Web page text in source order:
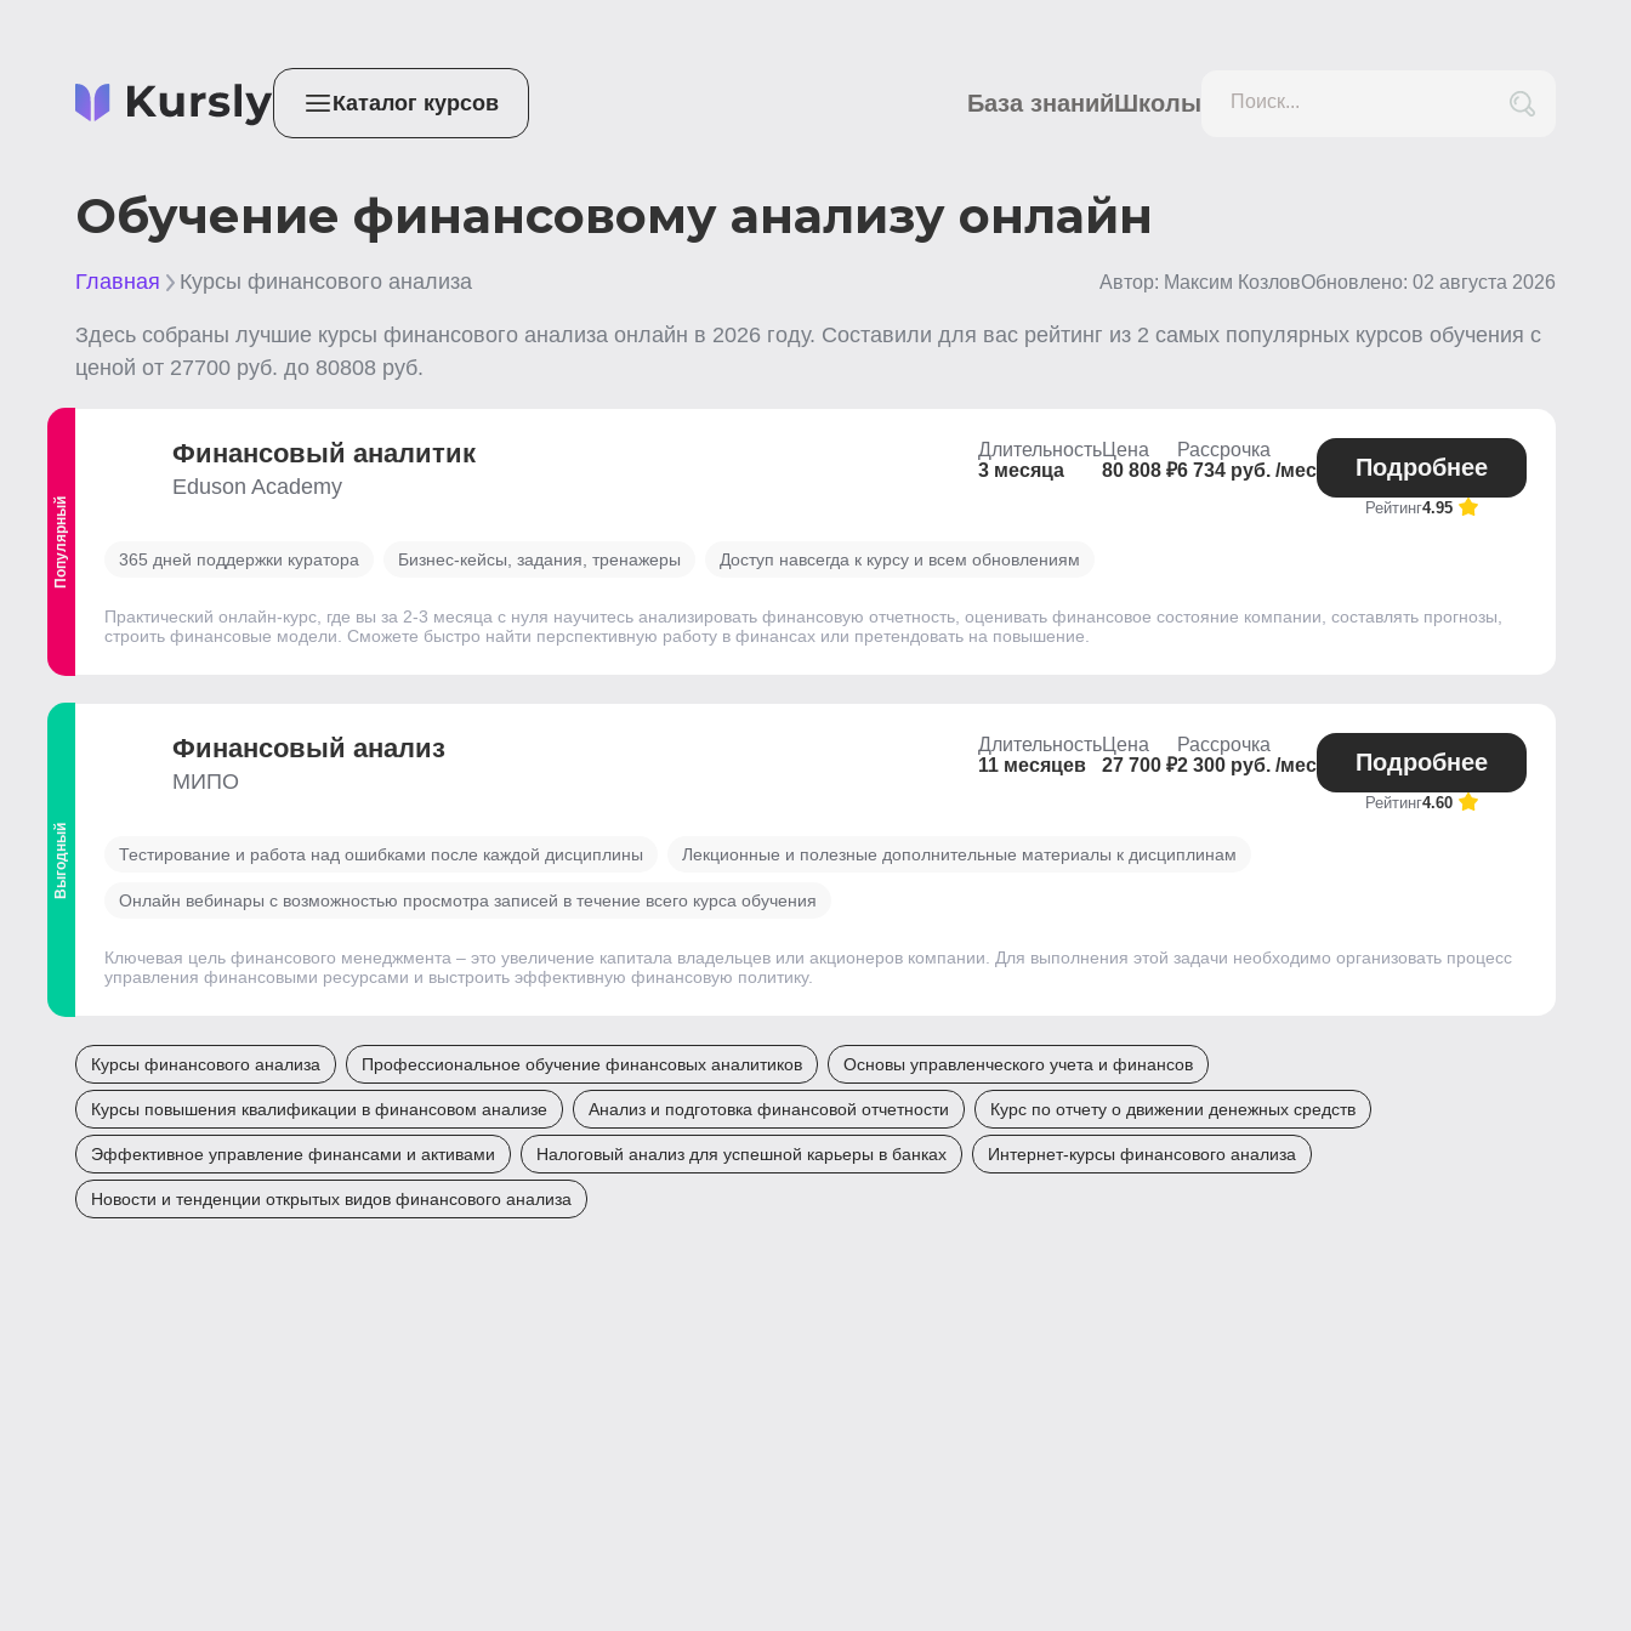
Каталог курсов База знанийШколы Поиск...
Обучение финансовому анализу онлайн
Главная Курсы финансового анализа Автор: Максим КозловОбновлено: 02 августа 2026
Здесь собраны лучшие курсы финансового анализа онлайн в 2026 году. Составили для вас рейтинг из 2 самых популярных курсов обучения с
ценой от 27700 руб. до 80808 руб.
Популярный
Финансовый аналитик
Eduson Academy
Длительность
3 месяца
Цена
80 808 ₽
Рассрочка
6 734 руб. /мес
Подробнее
Рейтинг4.95
365 дней поддержки куратора Бизнес-кейсы, задания, тренажеры Доступ навсегда к курсу и всем обновлениям
Практический онлайн-курс, где вы за 2-3 месяца с нуля научитесь анализировать финансовую отчетность, оценивать финансовое состояние компании, составлять прогнозы,
строить финансовые модели. Сможете быстро найти перспективную работу в финансах или претендовать на повышение.
Выгодный
Финансовый анализ
МИПО
Длительность
11 месяцев
Цена
27 700 ₽
Рассрочка
2 300 руб. /мес
Подробнее
Рейтинг4.60
Тестирование и работа над ошибками после каждой дисциплины Лекционные и полезные дополнительные материалы к дисциплинам
Онлайн вебинары с возможностью просмотра записей в течение всего курса обучения
Ключевая цель финансового менеджмента – это увеличение капитала владельцев или акционеров компании. Для выполнения этой задачи необходимо организовать процесс
управления финансовыми ресурсами и выстроить эффективную финансовую политику.
Курсы финансового анализа Профессиональное обучение финансовых аналитиков Основы управленческого учета и финансов
Курсы повышения квалификации в финансовом анализе Анализ и подготовка финансовой отчетности Курс по отчету о движении денежных средств
Эффективное управление финансами и активами Налоговый анализ для успешной карьеры в банках Интернет-курсы финансового анализа
Новости и тенденции открытых видов финансового анализа